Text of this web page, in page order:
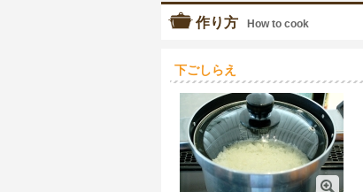
作り方 How to cook
下ごしらえ